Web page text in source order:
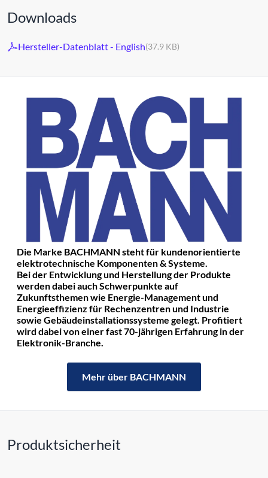
Downloads
Hersteller-Datenblatt - English(37.9 KB)
Die Marke BACHMANN steht für kundenorientierte
elektrotechnische Komponenten & Systeme.
Bei der Entwicklung und Herstellung der Produkte
werden dabei auch Schwerpunkte auf
Zukunftsthemen wie Energie-Management und
Energieeffizienz für Rechenzentren und Industrie
sowie Gebäudeinstallationssysteme gelegt. Profitiert
wird dabei von einer fast 70-jährigen Erfahrung in der
Elektronik-Branche.
Mehr über BACHMANN
Produktsicherheit